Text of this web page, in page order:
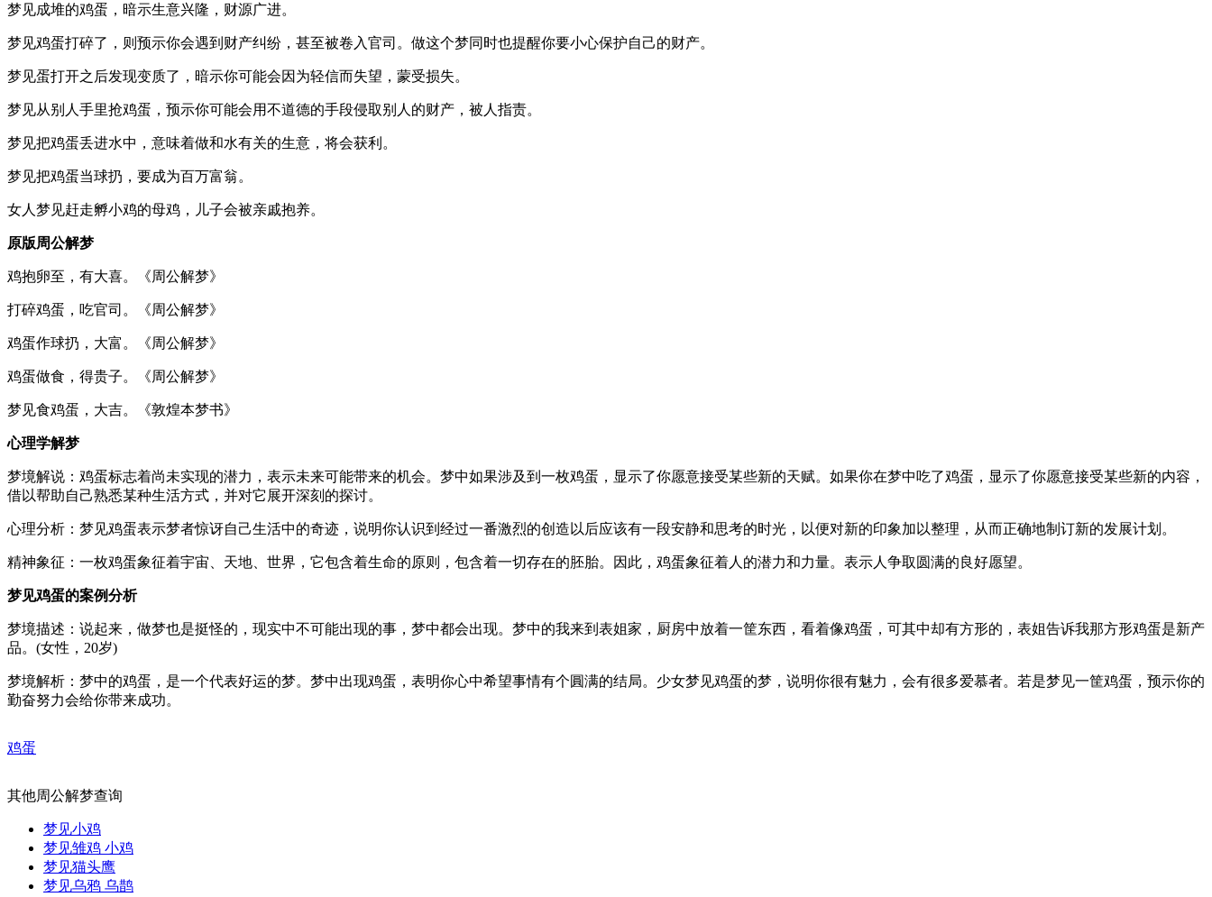
梦见成堆的鸡蛋，暗示生意兴隆，财源广进。
梦见鸡蛋打碎了，则预示你会遇到财产纠纷，甚至被卷入官司。做这个梦同时也提醒你要小心保护自己的财产。
梦见蛋打开之后发现变质了，暗示你可能会因为轻信而失望，蒙受损失。
梦见从别人手里抢鸡蛋，预示你可能会用不道德的手段侵取别人的财产，被人指责。
梦见把鸡蛋丢进水中，意味着做和水有关的生意，将会获利。
梦见把鸡蛋当球扔，要成为百万富翁。
女人梦见赶走孵小鸡的母鸡，儿子会被亲戚抱养。
原版周公解梦
鸡抱卵至，有大喜。《周公解梦》
打碎鸡蛋，吃官司。《周公解梦》
鸡蛋作球扔，大富。《周公解梦》
鸡蛋做食，得贵子。《周公解梦》
梦见食鸡蛋，大吉。《敦煌本梦书》
心理学解梦
梦境解说：鸡蛋标志着尚未实现的潜力，表示未来可能带来的机会。梦中如果涉及到一枚鸡蛋，显示了你愿意接受某些新的天赋。如果你在梦中吃了鸡蛋，显示了你愿意接受某些新的内容，
借以帮助自己熟悉某种生活方式，并对它展开深刻的探讨。
心理分析：梦见鸡蛋表示梦者惊讶自己生活中的奇迹，说明你认识到经过一番激烈的创造以后应该有一段安静和思考的时光，以便对新的印象加以整理，从而正确地制订新的发展计划。
精神象征：一枚鸡蛋象征着宇宙、天地、世界，它包含着生命的原则，包含着一切存在的胚胎。因此，鸡蛋象征着人的潜力和力量。表示人争取圆满的良好愿望。
梦见鸡蛋的案例分析
梦境描述：说起来，做梦也是挺怪的，现实中不可能出现的事，梦中都会出现。梦中的我来到表姐家，厨房中放着一筐东西，看着像鸡蛋，可其中却有方形的，表姐告诉我那方形鸡蛋是新产
品。(女性，20岁)
梦境解析：梦中的鸡蛋，是一个代表好运的梦。梦中出现鸡蛋，表明你心中希望事情有个圓满的结局。少女梦见鸡蛋的梦，说明你很有魅力，会有很多爱慕者。若是梦见一筐鸡蛋，预示你的
勤奋努力会给你带来成功。
鸡蛋
其他周公解梦查询
梦见小鸡
梦见雏鸡 小鸡
梦见猫头鹰
梦见乌鸦 乌鹊